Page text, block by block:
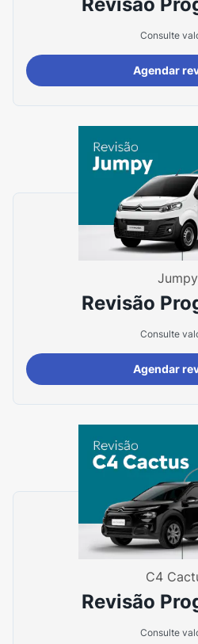
Consulte
Agendar
Jumpy
Revisão
Consulte
Agendar
C4
Revisão
Consulte